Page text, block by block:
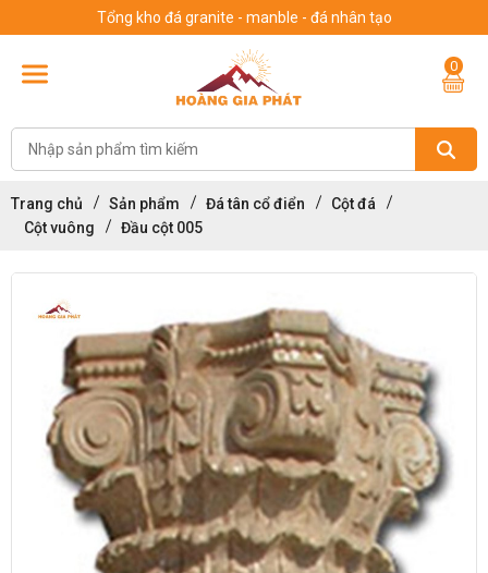
Tổng kho đá granite - manble - đá nhân tạo
0
Trang chủ Sản phẩm Đá tân cổ điển
Cột đá
Cột vuông
Đầu cột 005